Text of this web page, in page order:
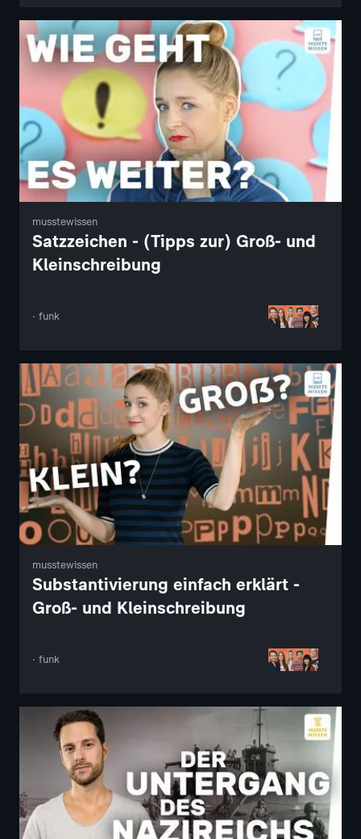
musstewissen
Satzzeichen - (Tipps zur) Groß- und
Kleinschreibung
· funk
musstewissen
Substantivierung einfach erklärt -
Groß- und Kleinschreibung
· funk